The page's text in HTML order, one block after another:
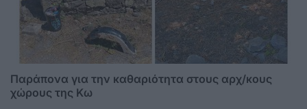
Παράπονα για την καθαριότητα στους αρχ/κους
χώρους της Κω